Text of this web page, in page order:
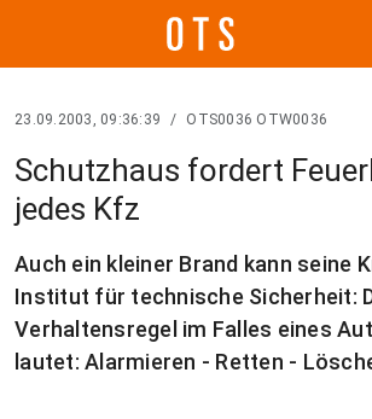
23.09.2003, 09:36:39 / OTS0036 OTW0036
Schutzhaus fordert
jedes Kfz
Auch ein kleiner Brand kann seine
Institut für technische Sicherheit:
Verhaltensregel im Falles eines
lautet: Alarmieren - Retten -